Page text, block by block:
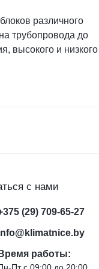
различного
трубопровода до
высокого и низкого
с нами
(29) 709-65-27
Время работы: